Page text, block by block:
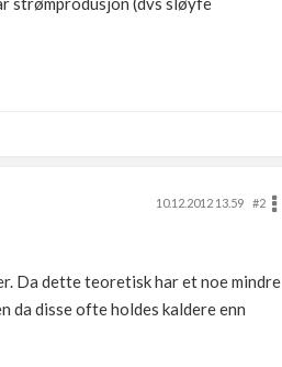
10.12.2012 13.59
#2
Da dette teoretisk har et noe mindre
da disse ofte holdes kaldere enn